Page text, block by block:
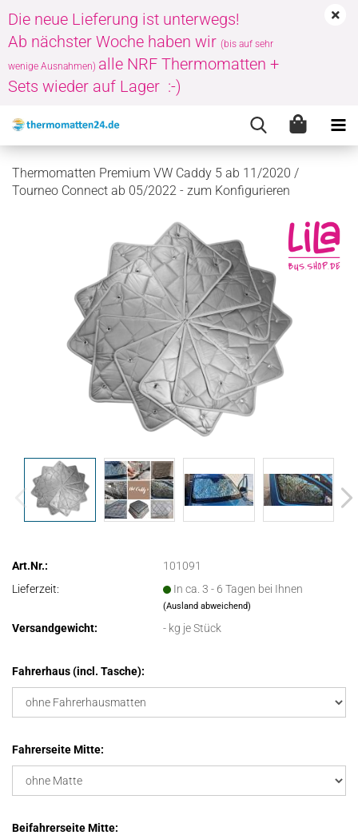
Die neue Lieferung ist unterwegs!
Ab nächster Woche haben wir (bis auf sehr
wenige Ausnahmen) alle NRF Thermomatten +
Sets wieder auf Lager :-)
Thermomatten Premium VW Caddy 5 ab 11/2020 /
Tourneo Connect ab 05/2022 - zum Konfigurieren
Art.Nr.:
101091
Lieferzeit:
In ca. 3 - 6 Tagen bei Ihnen
(Ausland abweichend)
Versandgewicht: - kg je Stück
Fahrerhaus (incl. Tasche):
Fahrerseite Mitte:
Beifahrerseite Mitte: